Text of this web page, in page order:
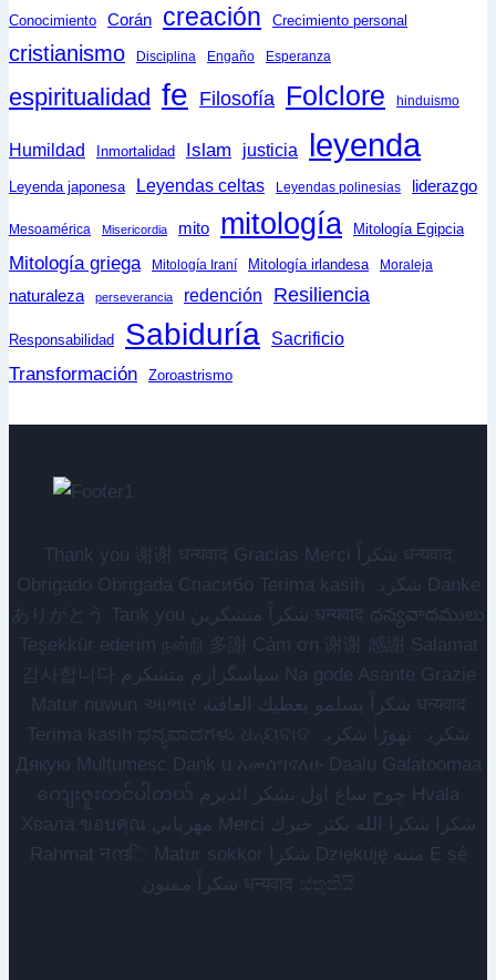
Conocimiento Corán creación Crecimiento personal
cristianismo Disciplina Engaño Esperanza
espiritualidad fe Filosofía Folclore hinduismo
Humildad Inmortalidad Islam justicia leyenda
Leyenda japonesa Leyendas celtas Leyendas polinesias liderazgo
Mesoamérica Misericordia mito mitología Mitología Egipcia
Mitología griega Mitología Iraní Mitología irlandesa Moraleja
naturaleza perseverancia redención Resiliencia
Responsabilidad Sabiduría Sacrificio
Transformación Zoroastrismo
Thank you 谢谢 धन्यवाद Gracias Merci شكراً धन्यवाद
Obrigado Obrigada Спасибо Terima kasih شکریہ Danke
ありがとう Tank you شكراً متشكرين धन्यवाद ధన్యవాదములు
Teşekkür ederim நன்றி 多謝 Cảm ơn 谢谢 感謝 Salamat
감사합니다 سپاسگزارم متشکرم Na gode Asante Grazie
Matur nuwun આભાર شكراً يسلمو يعطيك العافية धन्यवाद
Terima kasih ಧನ್ಯವಾದಗಳು ଧନ୍ୟବାଦ شکریہ تھوڑا شکریہ
Дякую Mulțumesc Dank u አመሰግናለሁ Daalụ Galatoomaa
ကျေးဇူးတင်ပါတယ် چوخ ساغ اول تشکر ائدیرم Hvala
Хвала ขอบคุณ مهرباني Merci شكرا شكرا الله يكثر خيرك
Rahmat नന്ദि Matur sokkor شكرا Dziękuję مننه Ẹ ṣé
شكراً ممنون धन्यवाद ස්තුතියි